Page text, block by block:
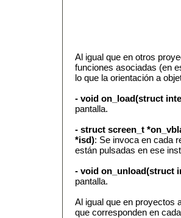
Al igual que en otros
funciones asociadas (en
lo que la orientación a
- void on_load(struct
pantalla.
- struct screen_t
*isd): Se invoca en cada
están pulsadas en ese
- void on_unload(struct
pantalla.
Al igual que en proyectos
que corresponden en